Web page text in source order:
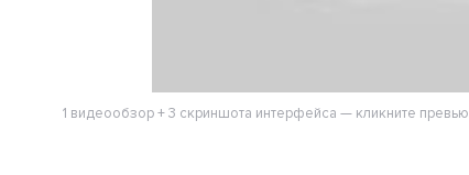
1 видеообзор + 3 скриншота интерфейса — кликните превью